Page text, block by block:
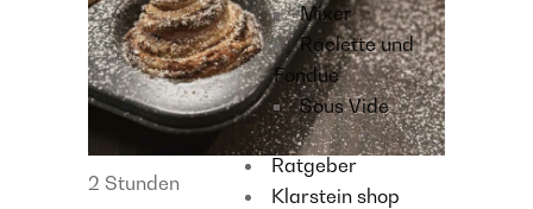
Mixer
Raclette und
Fondue
Sous Vide
Ratgeber
Klarstein shop
2 Stunden